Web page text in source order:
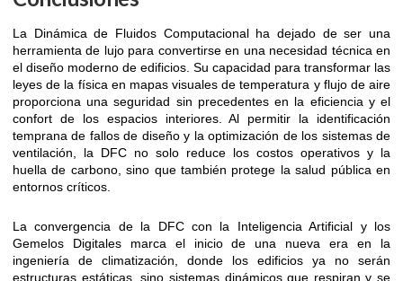
La Dinámica de Fluidos Computacional ha dejado de ser una
herramienta de lujo para convertirse en una necesidad técnica en
el diseño moderno de edificios. Su capacidad para transformar las
leyes de la física en mapas visuales de temperatura y flujo de aire
proporciona una seguridad sin precedentes en la eficiencia y el
confort de los espacios interiores. Al permitir la identificación
temprana de fallos de diseño y la optimización de los sistemas de
ventilación, la DFC no solo reduce los costos operativos y la
huella de carbono, sino que también protege la salud pública en
entornos críticos.
La convergencia de la DFC con la Inteligencia Artificial y los
Gemelos Digitales marca el inicio de una nueva era en la
ingeniería de climatización, donde los edificios ya no serán
estructuras estáticas, sino sistemas dinámicos que respiran y se